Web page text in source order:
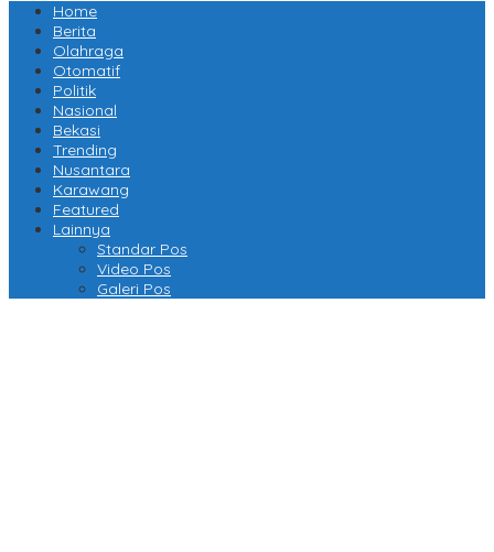
Home
Berita
Olahraga
Otomatif
Politik
Nasional
Bekasi
Trending
Nusantara
Karawang
Featured
Lainnya
Standar Pos
Video Pos
Galeri Pos